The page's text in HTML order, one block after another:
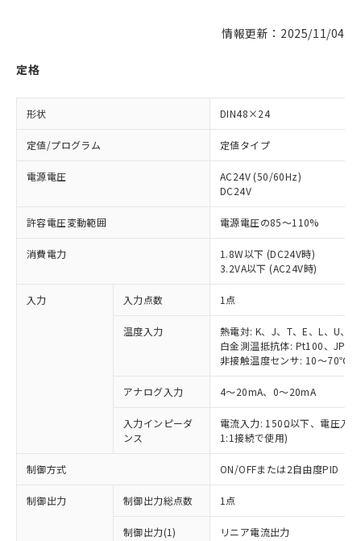
情報更新：2025/11/04
定格
形状 DIN48×24
定値/プログラム 定値タイプ
電源電圧
AC24V (50/60Hz)
DC24V
許容電圧変動範囲 電源電圧の85～110%
消費電力
1.8W以下 (DC24V時)
3.2VA以下 (AC24V時)
入力 入力点数 1点
温度入力
熱電対: K、J、T、E、L、U、
白金測温抵抗体: Pt100、
非接触温度センサ: 10～70℃
アナログ入力 4～20mA、0～20mA
入力インピーダ
ンス
電流入力: 150Ω以下、電圧入
1:1接続で使用)
制御方式 ON/OFFまたは2自由度PID（
制御出力 制御出力総点数 1点
制御出力(1) リニア電流出力